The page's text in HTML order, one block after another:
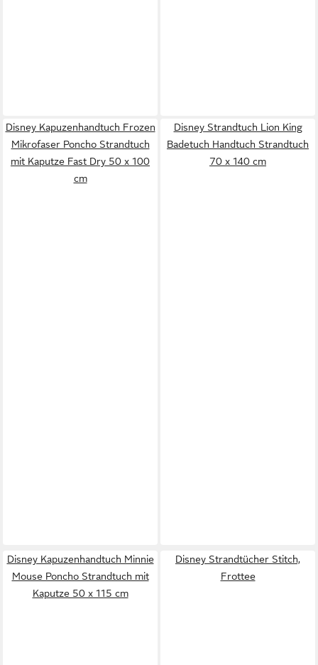
Disney Kapuzenhandtuch Frozen
Mikrofaser Poncho Strandtuch
mit Kaputze Fast Dry 50 x 100
cm
Disney Strandtuch Lion King
Badetuch Handtuch Strandtuch
70 x 140 cm
Disney Kapuzenhandtuch Minnie
Mouse Poncho Strandtuch mit
Kaputze 50 x 115 cm
Disney Strandtücher Stitch,
Frottee